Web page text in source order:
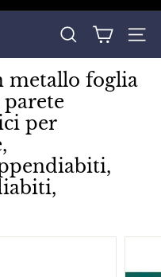
CERCA
metallo foglia
parete
per